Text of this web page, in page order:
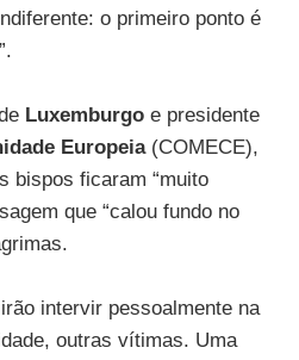
o primeiro ponto é
Luxemburgoe presidente
Europeia(COMECE),
bispos ficaram “muito
que “calou fundo no
intervir pessoalmente na
outras vítimas. Uma